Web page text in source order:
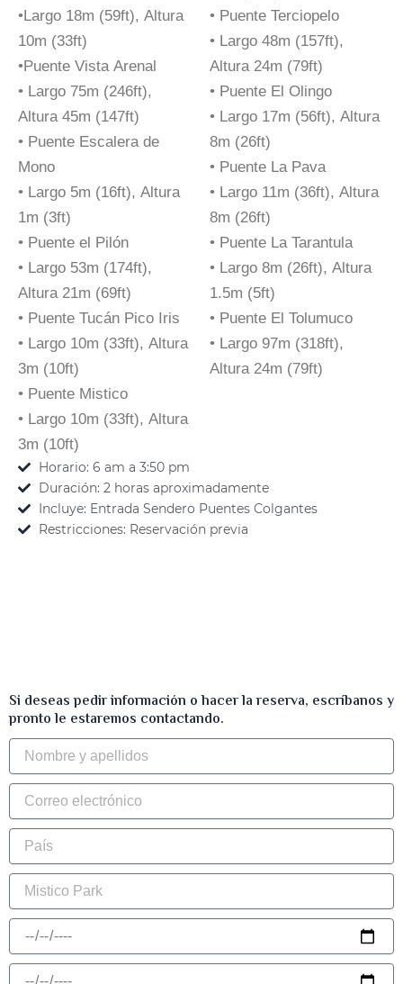
•Largo 18m (59ft), Altura
10m (33ft)
•Puente Vista Arenal
• Largo 75m (246ft),
Altura 45m (147ft)
• Puente Escalera de
Mono
• Largo 5m (16ft), Altura
1m (3ft)
• Puente el Pilón
• Largo 53m (174ft),
Altura 21m (69ft)
• Puente Tucán Pico Iris
• Largo 10m (33ft), Altura
3m (10ft)
• Puente Mistico
• Largo 10m (33ft), Altura
3m (10ft)
• Puente Terciopelo
• Largo 48m (157ft),
Altura 24m (79ft)
• Puente El Olingo
• Largo 17m (56ft), Altura
8m (26ft)
• Puente La Pava
• Largo 11m (36ft), Altura
8m (26ft)
• Puente La Tarantula
• Largo 8m (26ft), Altura
1.5m (5ft)
• Puente El Tolumuco
• Largo 97m (318ft),
Altura 24m (79ft)
Horario: 6 am a 3:50 pm
Duración: 2 horas aproximadamente
Incluye: Entrada Sendero Puentes Colgantes
Restricciones: Reservación previa
Si deseas pedir información o hacer la reserva, escríbanos y
pronto le estaremos contactando.